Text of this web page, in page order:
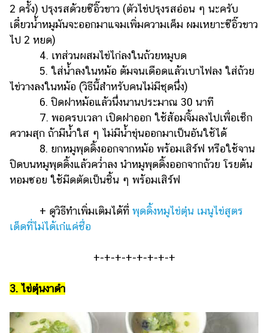
2 ครั้ง) ปรุงรสด้วยซีอิ๊วขาว (ตัวไข่ปรุงรสอ่อน ๆ นะครับ
เดี๋ยวน้ำหมูมันจะออกมาแจมเพิ่มความเค็ม ผมเหยาะซีอิ๊วขาว
ไป 2 หยด)
4. เทส่วนผสมไข่ไก่ลงในถ้วยหมูบด
5. ใส่น้ำลงในหม้อ ต้มจนเดือดแล้วเบาไฟลง ใส่ถ้วย
ไข่วางลงในหม้อ (วิธีนี้สำหรับคนไม่มีชุดนึ่ง)
6. ปิดฝาหม้อแล้วนึ่งนานประมาณ 30 นาที
7. พอครบเวลา เปิดฝาออก ใช้ส้อมจิ้มลงไปเพื่อเช็ก
ความสุก ถ้ามีน้ำใส ๆ ไม่มีน้ำขุ่นออกมาเป็นอันใช้ได้
8. ยกหมูพุดดิ้งออกจากหม้อ พร้อมเสิร์ฟ หรือใช้จาน
ปิดบนหมูพุดดิ้งแล้วคว่ำลง นำหมูพุดดิ้งออกจากถ้วย โรยต้น
หอมซอย ใช้มีดตัดเป็นชิ้น ๆ พร้อมเสิร์ฟ
+ ดูวิธีทำเพิ่มเติมได้ที่ พุดดิ้งหมูไข่ตุ๋น เมนูไข่สูตร
เด็ดที่ไม่ได้เก๋แค่ชื่อ
+-+-+-+-+-+-+-+
3. ไข่ตุ๋นงาดำ